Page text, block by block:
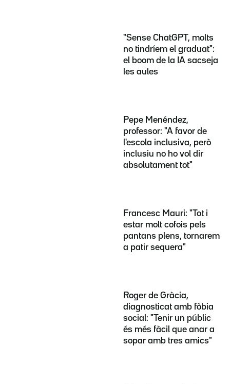
"Sense ChatGPT, molts
no tindríem el graduat":
el boom de la IA sacseja
les aules
Pepe Menéndez,
professor: "A favor de
l'escola inclusiva, però
inclusiu no ho vol dir
absolutament tot"
Francesc Mauri: "Tot i
estar molt cofois pels
pantans plens, tornarem
a patir sequera"
Roger de Gràcia,
diagnosticat amb fòbia
social: "Tenir un públic
és més fàcil que anar a
sopar amb tres amics"